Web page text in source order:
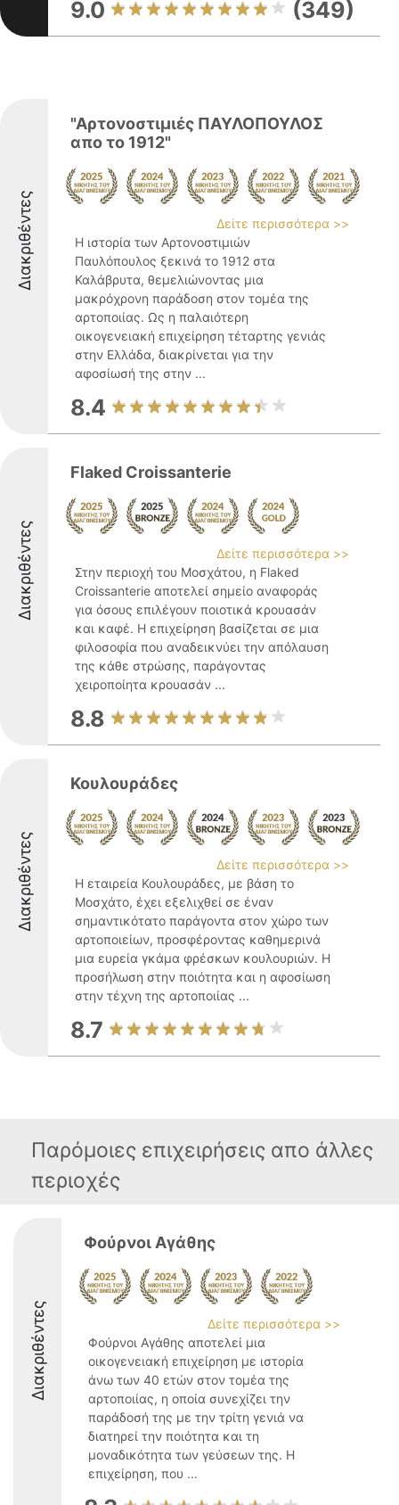
9.0 (349)
Διακριθέντες
"Αρτονοστιμιές ΠΑΥΛΟΠΟΥΛΟΣ
απο το 1912"
Δείτε περισσότερα >>
Η ιστορία των Αρτονοστιμιών
Παυλόπουλος ξεκινά το 1912 στα
Καλάβρυτα, θεμελιώνοντας μια
μακρόχρονη παράδοση στον τομέα της
αρτοποιίας. Ως η παλαιότερη
οικογενειακή επιχείρηση τέταρτης γενιάς
στην Ελλάδα, διακρίνεται για την
αφοσίωσή της στην ...
8.4
Διακριθέντες
Flaked Croissanterie
Δείτε περισσότερα >>
Στην περιοχή του Μοσχάτου, η Flaked
Croissanterie αποτελεί σημείο αναφοράς
για όσους επιλέγουν ποιοτικά κρουασάν
και καφέ. Η επιχείρηση βασίζεται σε μια
φιλοσοφία που αναδεικνύει την απόλαυση
της κάθε στρώσης, παράγοντας
χειροποίητα κρουασάν ...
8.8
Διακριθέντες
Κουλουράδες
Δείτε περισσότερα >>
Η εταιρεία Κουλουράδες, με βάση το
Μοσχάτο, έχει εξελιχθεί σε έναν
σημαντικότατο παράγοντα στον χώρο των
αρτοποιείων, προσφέροντας καθημερινά
μια ευρεία γκάμα φρέσκων κουλουριών. Η
προσήλωση στην ποιότητα και η αφοσίωση
στην τέχνη της αρτοποιίας ...
8.7
Παρόμοιες επιχειρήσεις απο άλλες
περιοχές
Διακριθέντες
Φούρνοι Αγάθης
Δείτε περισσότερα >>
Φούρνοι Αγάθης αποτελεί μια
οικογενειακή επιχείρηση με ιστορία
άνω των 40 ετών στον τομέα της
αρτοποιίας, η οποία συνεχίζει την
παράδοσή της με την τρίτη γενιά να
διατηρεί την ποιότητα και τη
μοναδικότητα των γεύσεων της. Η
επιχείρηση, που ...